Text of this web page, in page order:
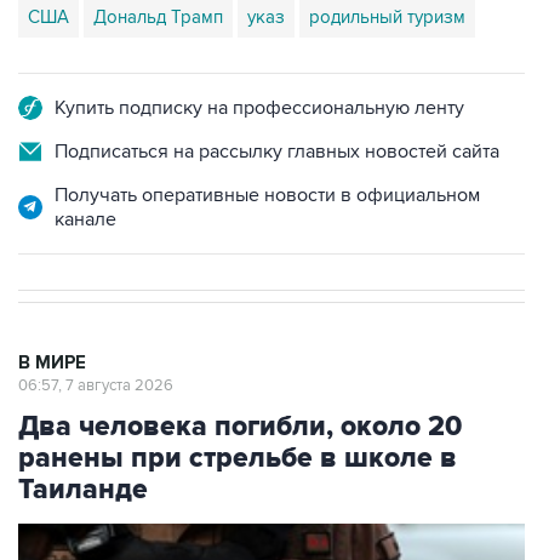
США Дональд Трамп указ родильный туризм
Купить подписку на профессиональную ленту
Подписаться на рассылку главных новостей сайта
Получать оперативные новости в официальном
канале
В МИРЕ
06:57, 7 августа 2026
Два человека погибли, около 20
ранены при стрельбе в школе в
Таиланде